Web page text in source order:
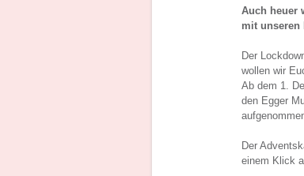
Auch heuer
mit unseren
Der
wollen wir
Ab dem 1.
den Egger
Der
einem Klick